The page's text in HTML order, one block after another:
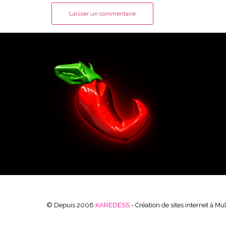
© Depuis 2006 KAREDESS - Création de sites internet à